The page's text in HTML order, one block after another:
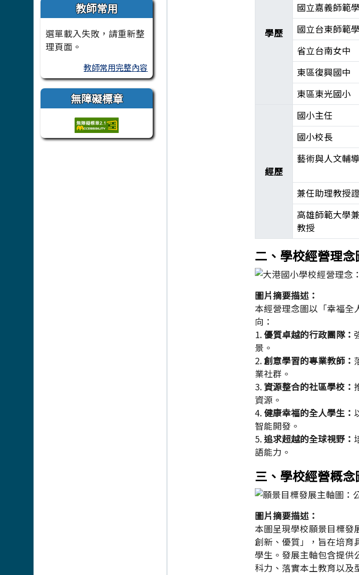
教師常用
選單載入失敗，請重新整
理頁面。
教師常用完整內容
無障礙標章
學歷
國立嘉義師範
國立台東師範
省立台南女中
東區復興國中
東區東光國小
經歷
國小主任
國小校長
藝術與人文輔
兼任助理教授證
高雄師範大學
教授
二、學校經營理念
圖片摘要描述：
本經營理念圖以「幸福全
向：
1.優質卓越的行政團隊：
景。
2.創意學習的專業教師：
業社群。
3. 資源整合的社區學校：
資源。
4. 健康幸福的全人學生：
智能開發。
5.追求超越的全球視野：
語能力。
三、學校經營概念
圖片摘要描述：
本圖呈現學校願景目標發
創新、優質」，旨在培育
學生。發展主軸包含提供
科力、落實本土教育以及